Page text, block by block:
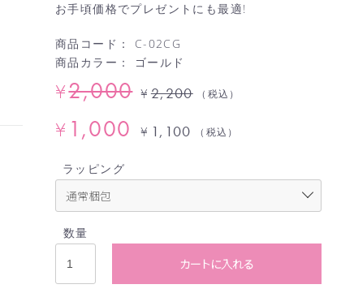
お手頃価格でプレゼントにも最適!
商品コード： C-02CG
商品カラー：
ゴールド
¥2,000
¥ 1,000
¥ 2,200 （税込）
¥ 1,100 （税込）
ラッピング
数量
カートに入れる